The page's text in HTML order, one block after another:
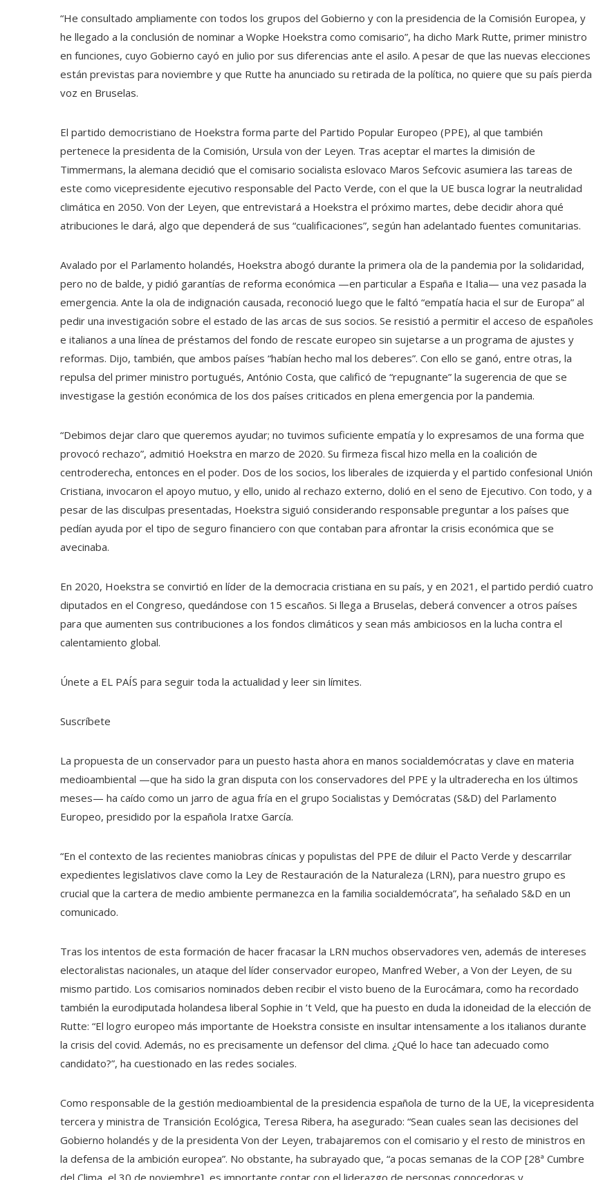
“He consultado ampliamente con todos los grupos del Gobierno y con la presidencia de la Comisión Europea, y
he llegado a la conclusión de nominar a Wopke Hoekstra como comisario”, ha dicho Mark Rutte, primer ministro
en funciones, cuyo Gobierno cayó en julio por sus diferencias ante el asilo. A pesar de que las nuevas elecciones
están previstas para noviembre y que Rutte ha anunciado su retirada de la política, no quiere que su país pierda
voz en Bruselas.
El partido democristiano de Hoekstra forma parte del Partido Popular Europeo (PPE), al que también
pertenece la presidenta de la Comisión, Ursula von der Leyen. Tras aceptar el martes la dimisión de
Timmermans, la alemana decidió que el comisario socialista eslovaco Maros Sefcovic asumiera las tareas de
este como vicepresidente ejecutivo responsable del Pacto Verde, con el que la UE busca lograr la neutralidad
climática en 2050. Von der Leyen, que entrevistará a Hoekstra el próximo martes, debe decidir ahora qué
atribuciones le dará, algo que dependerá de sus “cualificaciones”, según han adelantado fuentes comunitarias.
Avalado por el Parlamento holandés, Hoekstra abogó durante la primera ola de la pandemia por la solidaridad,
pero no de balde, y pidió garantías de reforma económica —en particular a España e Italia— una vez pasada la
emergencia. Ante la ola de indignación causada, reconoció luego que le faltó “empatía hacia el sur de Europa” al
pedir una investigación sobre el estado de las arcas de sus socios. Se resistió a permitir el acceso de españoles
e italianos a una línea de préstamos del fondo de rescate europeo sin sujetarse a un programa de ajustes y
reformas. Dijo, también, que ambos países “habían hecho mal los deberes”. Con ello se ganó, entre otras, la
repulsa del primer ministro portugués, António Costa, que calificó de “repugnante” la sugerencia de que se
investigase la gestión económica de los dos países criticados en plena emergencia por la pandemia.
“Debimos dejar claro que queremos ayudar; no tuvimos suficiente empatía y lo expresamos de una forma que
provocó rechazo”, admitió Hoekstra en marzo de 2020. Su firmeza fiscal hizo mella en la coalición de
centroderecha, entonces en el poder. Dos de los socios, los liberales de izquierda y el partido confesional Unión
Cristiana, invocaron el apoyo mutuo, y ello, unido al rechazo externo, dolió en el seno de Ejecutivo. Con todo, y a
pesar de las disculpas presentadas, Hoekstra siguió considerando responsable preguntar a los países que
pedían ayuda por el tipo de seguro financiero con que contaban para afrontar la crisis económica que se
avecinaba.
En 2020, Hoekstra se convirtió en líder de la democracia cristiana en su país, y en 2021, el partido perdió cuatro
diputados en el Congreso, quedándose con 15 escaños. Si llega a Bruselas, deberá convencer a otros países
para que aumenten sus contribuciones a los fondos climáticos y sean más ambiciosos en la lucha contra el
calentamiento global.
Únete a EL PAÍS para seguir toda la actualidad y leer sin límites.
Suscríbete
La propuesta de un conservador para un puesto hasta ahora en manos socialdemócratas y clave en materia
medioambiental —que ha sido la gran disputa con los conservadores del PPE y la ultraderecha en los últimos
meses— ha caído como un jarro de agua fría en el grupo Socialistas y Demócratas (S&D) del Parlamento
Europeo, presidido por la española Iratxe García.
“En el contexto de las recientes maniobras cínicas y populistas del PPE de diluir el Pacto Verde y descarrilar
expedientes legislativos clave como la Ley de Restauración de la Naturaleza (LRN), para nuestro grupo es
crucial que la cartera de medio ambiente permanezca en la familia socialdemócrata”, ha señalado S&D en un
comunicado.
Tras los intentos de esta formación de hacer fracasar la LRN muchos observadores ven, además de intereses
electoralistas nacionales, un ataque del líder conservador europeo, Manfred Weber, a Von der Leyen, de su
mismo partido. Los comisarios nominados deben recibir el visto bueno de la Eurocámara, como ha recordado
también la eurodiputada holandesa liberal Sophie in ‘t Veld, que ha puesto en duda la idoneidad de la elección de
Rutte: “El logro europeo más importante de Hoekstra consiste en insultar intensamente a los italianos durante
la crisis del covid. Además, no es precisamente un defensor del clima. ¿Qué lo hace tan adecuado como
candidato?”, ha cuestionado en las redes sociales.
Como responsable de la gestión medioambiental de la presidencia española de turno de la UE, la vicepresidenta
tercera y ministra de Transición Ecológica, Teresa Ribera, ha asegurado: “Sean cuales sean las decisiones del
Gobierno holandés y de la presidenta Von der Leyen, trabajaremos con el comisario y el resto de ministros en
la defensa de la ambición europea”. No obstante, ha subrayado que, “a pocas semanas de la COP [28ª Cumbre
del Clima, el 30 de noviembre], es importante contar con el liderazgo de personas conocedoras y